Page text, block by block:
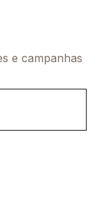
e campanhas